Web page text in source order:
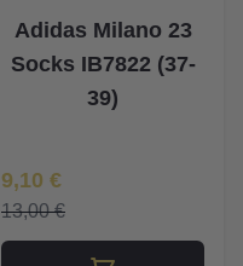
Adidas Milano 23
Socks IB7822 (37-
39)
Īpaša Cena
9,10 €
13,00 €